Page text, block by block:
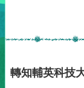
轉知輔英科技